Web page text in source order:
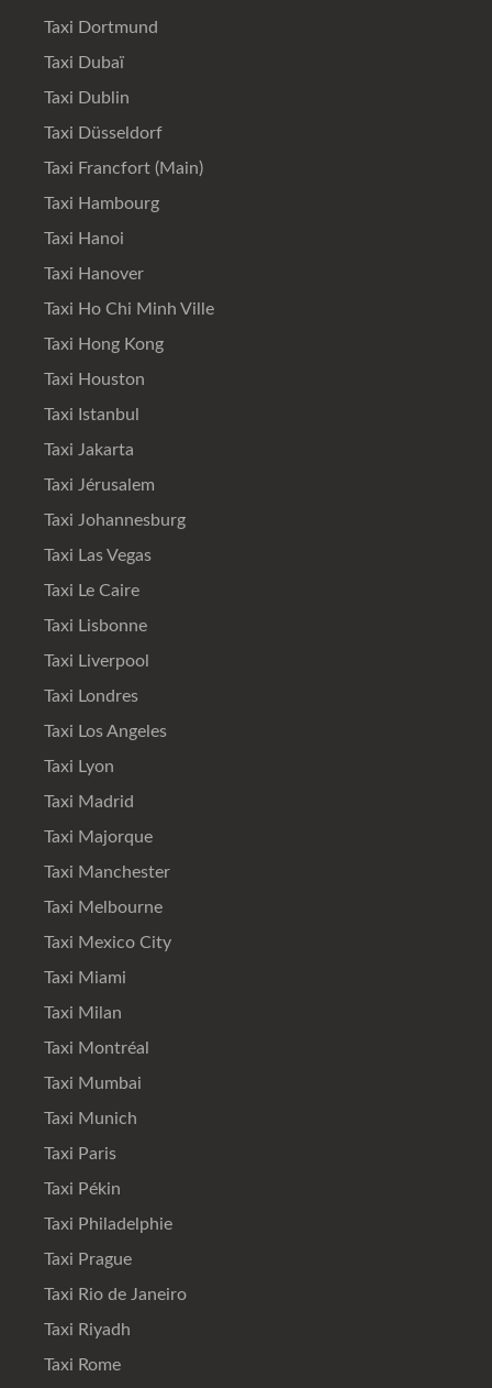
Taxi Dortmund
Taxi Dubaï
Taxi Dublin
Taxi Düsseldorf
Taxi Francfort (Main)
Taxi Hambourg
Taxi Hanoi
Taxi Hanover
Taxi Ho Chi Minh Ville
Taxi Hong Kong
Taxi Houston
Taxi Istanbul
Taxi Jakarta
Taxi Jérusalem
Taxi Johannesburg
Taxi Las Vegas
Taxi Le Caire
Taxi Lisbonne
Taxi Liverpool
Taxi Londres
Taxi Los Angeles
Taxi Lyon
Taxi Madrid
Taxi Majorque
Taxi Manchester
Taxi Melbourne
Taxi Mexico City
Taxi Miami
Taxi Milan
Taxi Montréal
Taxi Mumbai
Taxi Munich
Taxi Paris
Taxi Pékin
Taxi Philadelphie
Taxi Prague
Taxi Rio de Janeiro
Taxi Riyadh
Taxi Rome